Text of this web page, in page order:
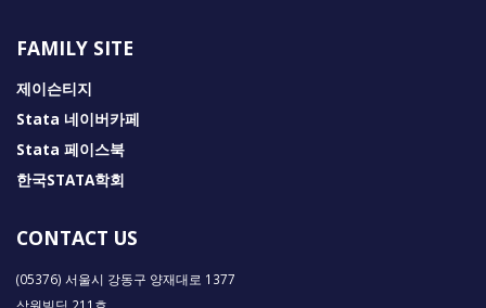
FAMILY SITE
제이슨티지
Stata 네이버카페
Stata 페이스북
한국STATA학회
CONTACT US
(05376) 서울시 강동구 양재대로 1377